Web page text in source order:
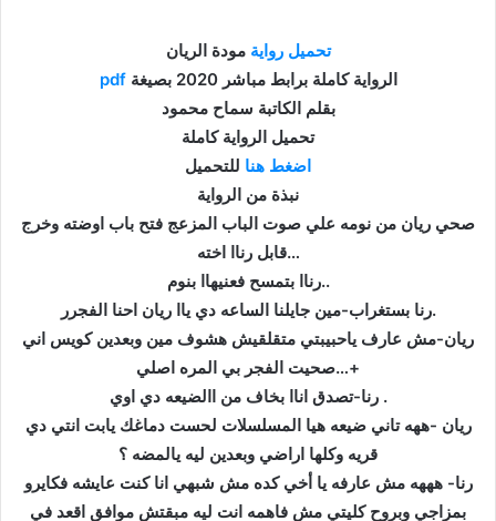
تحميل رواية مودة الريان
pdf
الرواية كاملة برابط مباشر 2020 بصيغة
بقلم الكاتبة سماح محمود
تحميل الرواية كاملة
اضغط هنا للتحميل
نبذة من الرواية
صحي ريان من نومه علي صوت الباب المزعج فتح باب اوضته وخرج
قابل رناا اخته…
رناا بتمسح فعنيهاا بنوم..
رنا بستغراب-مين جايلنا الساعه دي ياا ريان احنا الفجرر.
ريان-مش عارف ياحبيبتي متقلقيش هشوف مين وبعدين كويس اني
صحيت الفجر بي المره اصلي…+
رنا-تصدق اناا بخاف من االضيعه دي اوي .
ريان -ههه تاني ضيعه هيا المسلسلات لحست دماغك يابت انتي دي
قريه وكلها اراضي وبعدين ليه يالمضه ؟
رنا- هههه مش عارفه يا أخي كده مش شبهي انا كنت عايشه فكايرو
بمزاجي وبروح كليتي مش فاهمه انت ليه مبقتش موافق اقعد في